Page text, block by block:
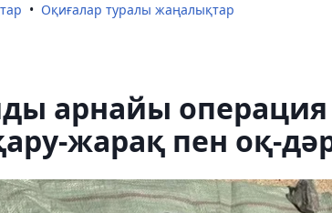
Оқиғалар туралы жаңалықтар
арнайы операция
жарақ пен оқ-